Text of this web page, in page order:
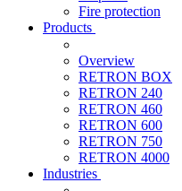
Fire protection
Products
Overview
RETRON BOX
RETRON 240
RETRON 460
RETRON 600
RETRON 750
RETRON 4000
Industries